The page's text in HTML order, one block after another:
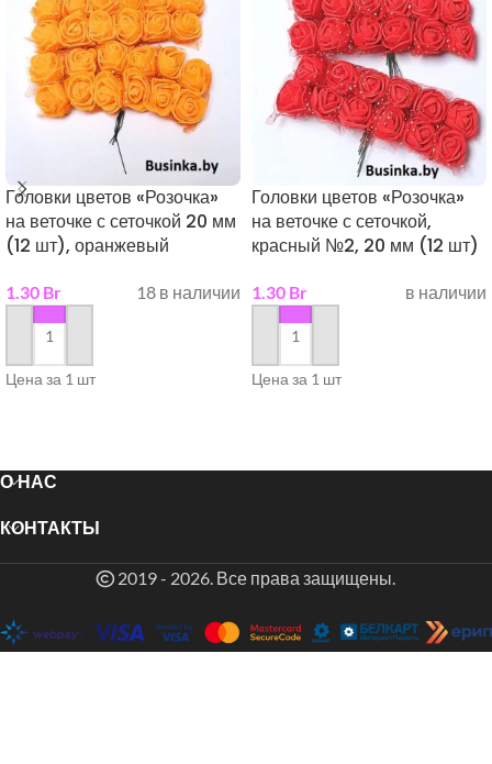
Головки цветов «Розочка»
на веточке с сеточкой 20 мм
(12 шт), оранжевый
1.30 Br 18 в наличии
в корзину
Цена за 1 шт
Головки цветов «Розочка»
на веточке с сеточкой,
красный №2, 20 мм (12 шт)
1.30 Br в наличии
в корзину
Цена за 1 шт
О НАС
КОНТАКТЫ
2019 - 2026. Все права защищены.